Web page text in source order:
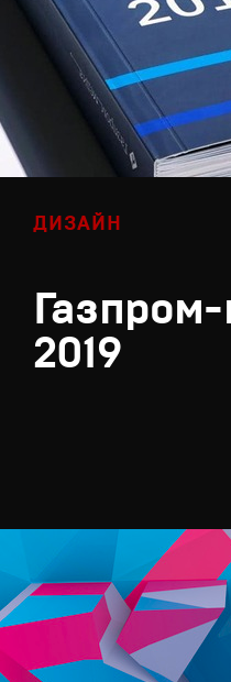
ДИЗАЙН
2019